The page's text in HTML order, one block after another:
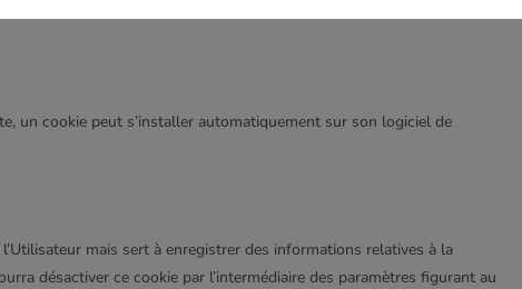
un cookie peut s’installer automatiquement sur son logiciel de
mais sert à enregistrer des informations relatives à la
désactiver ce cookie par l’intermédiaire des paramètres figurant au